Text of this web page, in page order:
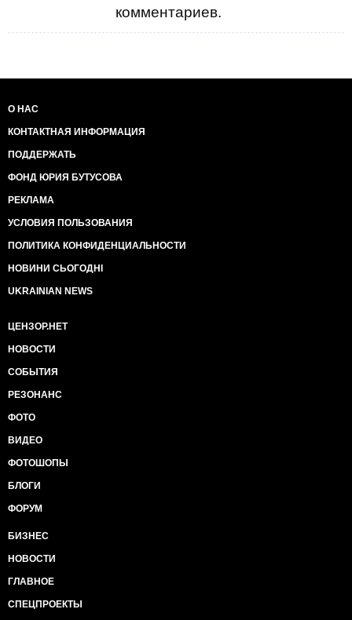
комментариев.
О НАС
КОНТАКТНАЯ ИНФОРМАЦИЯ
ПОДДЕРЖАТЬ
ФОНД ЮРИЯ БУТУСОВА
РЕКЛАМА
УСЛОВИЯ ПОЛЬЗОВАНИЯ
ПОЛИТИКА КОНФИДЕНЦИАЛЬНОСТИ
НОВИНИ СЬОГОДНІ
UKRAINIAN NEWS
ЦЕНЗОР.НЕТ
НОВОСТИ
СОБЫТИЯ
РЕЗОНАНС
ФОТО
ВИДЕО
ФОТОШОПЫ
БЛОГИ
ФОРУМ
БИЗНЕС
НОВОСТИ
ГЛАВНОЕ
СПЕЦПРОЕКТЫ